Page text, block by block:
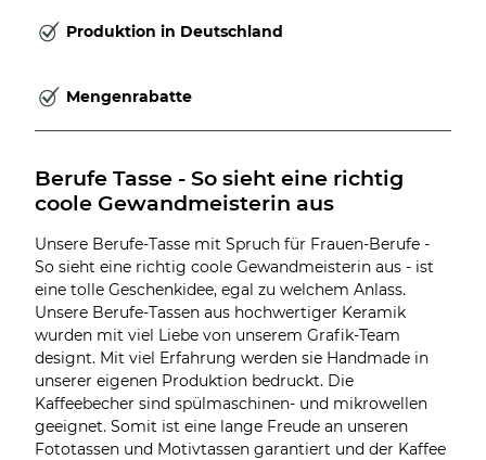
Produktion in Deutschland
Mengenrabatte
Berufe Tasse - So sieht eine richtig
coole Gewandmeisterin aus
Unsere Berufe-Tasse mit Spruch für Frauen-Berufe -
So sieht eine richtig coole Gewandmeisterin aus - ist
eine tolle Geschenkidee, egal zu welchem Anlass.
Unsere Berufe-Tassen aus hochwertiger Keramik
wurden mit viel Liebe von unserem Grafik-Team
designt. Mit viel Erfahrung werden sie Handmade in
unserer eigenen Produktion bedruckt. Die
Kaffeebecher sind spülmaschinen- und mikrowellen
geeignet. Somit ist eine lange Freude an unseren
Fototassen und Motivtassen garantiert und der Kaffee